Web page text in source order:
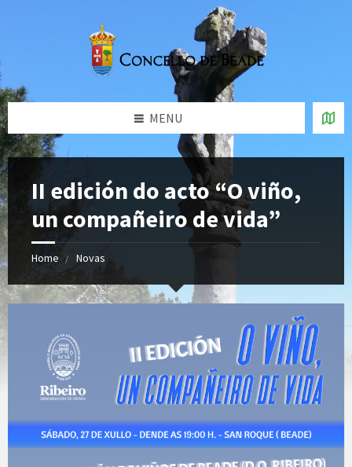
MENU
II edición do acto “O viño,
un compañeiro de vida”
Home Novas